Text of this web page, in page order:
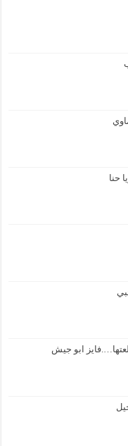
حنا
ابو جيش